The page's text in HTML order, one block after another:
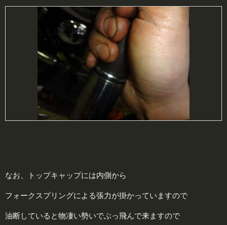
なお、トップキャップには内側から
フォークスプリングによる張力が掛かっていますので
油断していると物凄い勢いでぶっ飛んで来ますので